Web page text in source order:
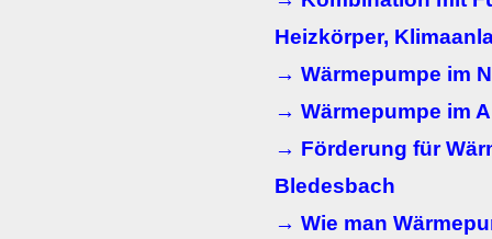
Heizkörper,
→ Wärmepumpe im
→ Wärmepumpe im
→ Förderung für
Bledesbach
→ Wie man